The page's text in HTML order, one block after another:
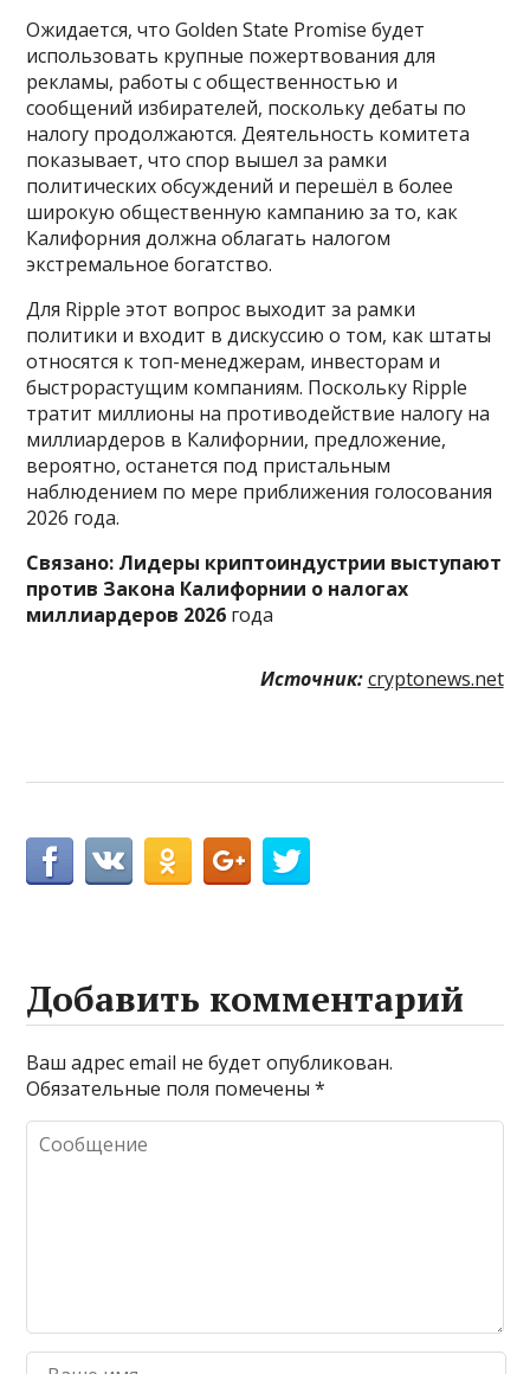
Ожидается, что Golden State Promise будет
использовать крупные пожертвования для
рекламы, работы с общественностью и
сообщений избирателей, поскольку дебаты по
налогу продолжаются. Деятельность комитета
показывает, что спор вышел за рамки
политических обсуждений и перешёл в более
широкую общественную кампанию за то, как
Калифорния должна облагать налогом
экстремальное богатство.
Для Ripple этот вопрос выходит за рамки
политики и входит в дискуссию о том, как штаты
относятся к топ-менеджерам, инвесторам и
быстрорастущим компаниям. Поскольку Ripple
тратит миллионы на противодействие налогу на
миллиардеров в Калифорнии, предложение,
вероятно, останется под пристальным
наблюдением по мере приближения голосования
2026 года.
Связано: Лидеры криптоиндустрии выступают
против Закона Калифорнии о налогах
миллиардеров 2026 года
Источник: cryptonews.net
Добавить комментарий
Ваш адрес email не будет опубликован.
Обязательные поля помечены*